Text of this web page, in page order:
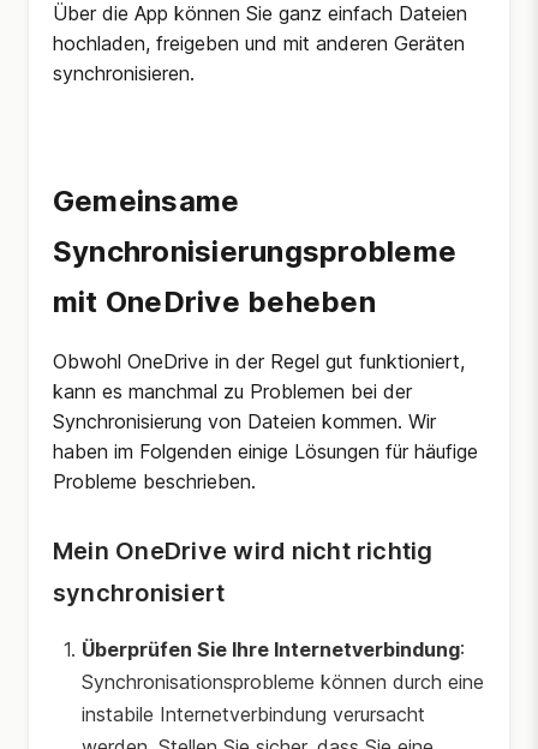
Über die App können Sie ganz einfach Dateien
hochladen, freigeben und mit anderen Geräten
synchronisieren.
Gemeinsame
Synchronisierungsprobleme
mit OneDrive beheben
Obwohl OneDrive in der Regel gut funktioniert,
kann es manchmal zu Problemen bei der
Synchronisierung von Dateien kommen. Wir
haben im Folgenden einige Lösungen für häufige
Probleme beschrieben.
Mein OneDrive wird nicht richtig
synchronisiert
Überprüfen Sie Ihre Internetverbindung:
Synchronisationsprobleme können durch eine
instabile Internetverbindung verursacht